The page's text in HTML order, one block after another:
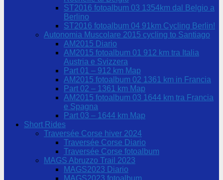
ST2016 fotoalbum 03 1354km dal Belgio a
Berlino
ST2016 fotoalbum 04 91km Cycling Berlin!
Autonomia Muscolare 2015 cycling to Santiago
AM2015 Diario
AM2015 fotoalbum 01 912 km tra Italia
Austria e Svizzera
Part 01 – 912 km Map
AM2015 fotoalbum 02 1361 km in Francia
Part 02 – 1361 km Map
AM2015 fotoalbum 03 1644 km tra Francia
e Spagna
Part 03 – 1644 km Map
Short Rides
Traversée Corse hiver 2024
Traversée Corse Diario
Traversée Corse fotoalbum
MAGS Abruzzo Trail 2023
MAGS2023 Diario
MAGS2023 fotoalbum